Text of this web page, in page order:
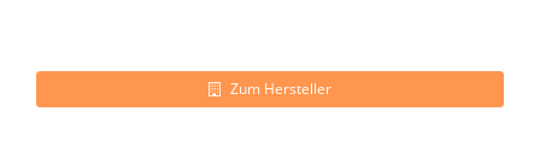
Zum Hersteller